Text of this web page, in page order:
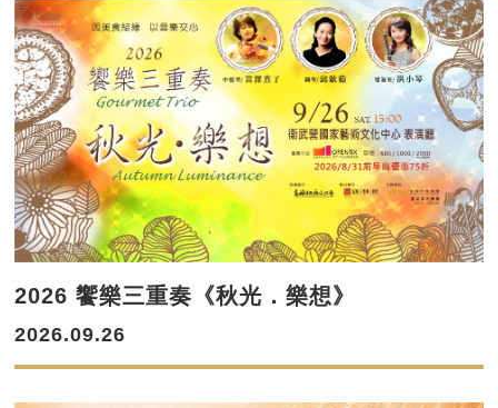
2026 饗樂三重奏《秋光．樂想》
2026.09.26